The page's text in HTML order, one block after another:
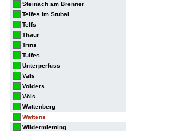
Steinach am Brenner
Telfes im Stubai
Telfs
Thaur
Trins
Tulfes
Unterperfuss
Vals
Volders
Völs
Wattenberg
Wattens
Wildermieming